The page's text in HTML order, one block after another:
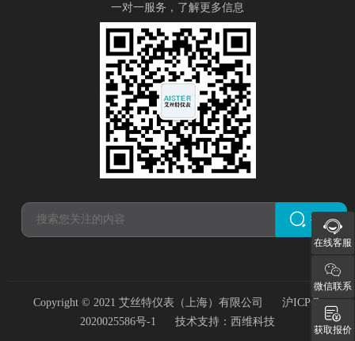
一对一服务，了解更多信息
搜索
Copyright © 2021 艾丝特仪表（上海）有限公司 沪ICP备
2020025586号-1
技术支持： 西维科技
在线客服
微信联系
获取报价